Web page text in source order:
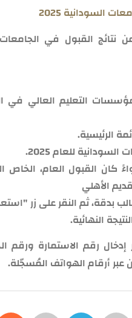
السودانية 2025
التعليم العالي في
الرئيسية.
للعام 2025.
كان القبول العام، الخاص
الأهلي
بدقة، ثم النقر على زر
النهائية.
إدخال رقم الاستمارة
عبر أرقام الهواتف المُسجّلة.